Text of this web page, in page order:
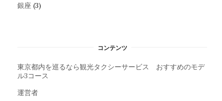
銀座 (3)
コンテンツ
東京都内を巡るなら観光タクシーサービス おすすめのモデ
ル3コース
運営者